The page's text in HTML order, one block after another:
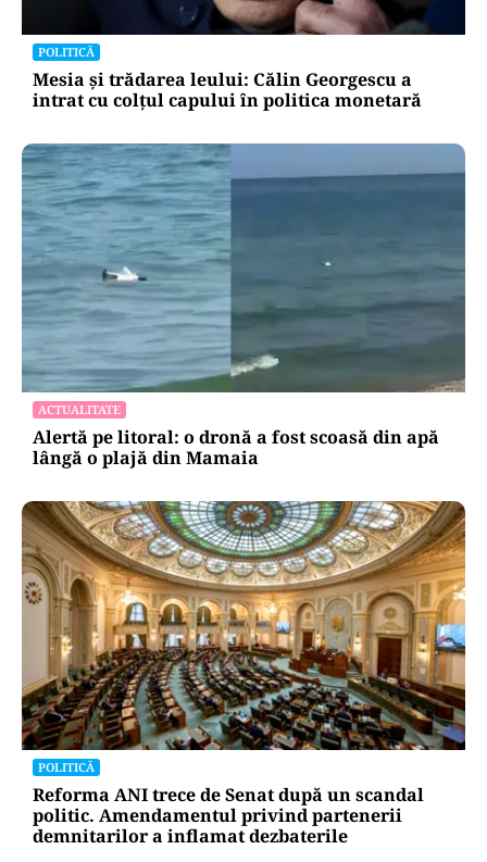
POLITICĂ
Mesia și trădarea leului: Călin Georgescu a
intrat cu colțul capului în politica monetară
ACTUALITATE
Alertă pe litoral: o dronă a fost scoasă din apă
lângă o plajă din Mamaia
POLITICĂ
Reforma ANI trece de Senat după un scandal
politic. Amendamentul privind partenerii
demnitarilor a inflamat dezbaterile